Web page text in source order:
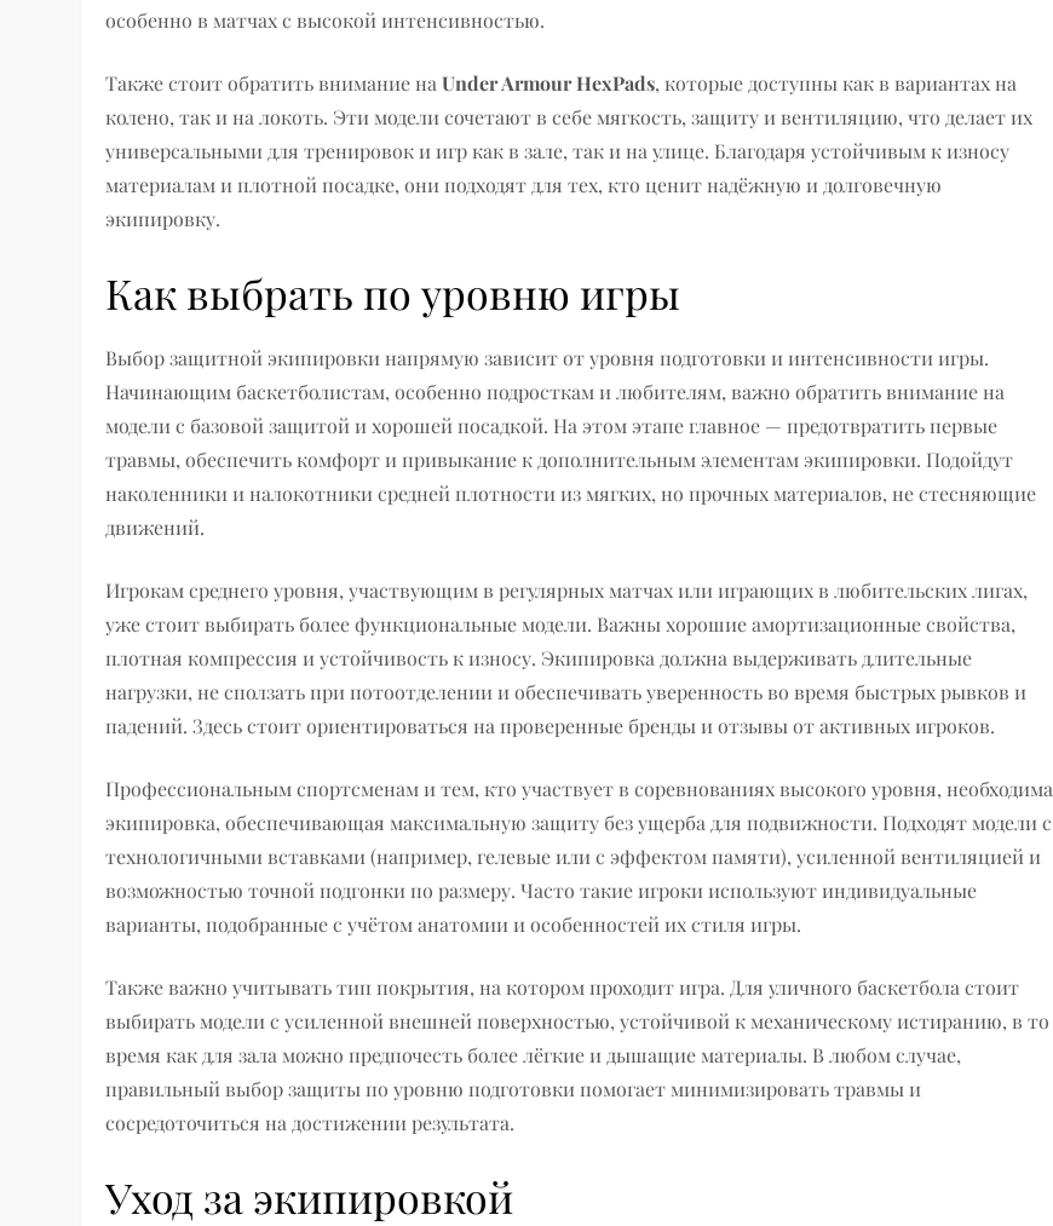
особенно в матчах с высокой интенсивностью.
Также стоит обратить внимание наUnder Armour HexPads, которые доступны как в вариантах на
колено, так и на локоть. Эти модели сочетают в себе мягкость, защиту и вентиляцию, что делает их
универсальными для тренировок и игр как в зале, так и на улице. Благодаря устойчивым к износу
материалам и плотной посадке, они подходят для тех, кто ценит надёжную и долговечную
экипировку.
Как выбрать по уровню игры
Выбор защитной экипировки напрямую зависит от уровня подготовки и интенсивности игры.
Начинающим баскетболистам, особенно подросткам и любителям, важно обратить внимание на
модели с базовой защитой и хорошей посадкой. На этом этапе главное — предотвратить первые
травмы, обеспечить комфорт и привыкание к дополнительным элементам экипировки. Подойдут
наколенники и налокотники средней плотности из мягких, но прочных материалов, не стесняющие
движений.
Игрокам среднего уровня, участвующим в регулярных матчах или играющих в любительских лигах,
уже стоит выбирать более функциональные модели. Важны хорошие амортизационные свойства,
плотная компрессия и устойчивость к износу. Экипировка должна выдерживать длительные
нагрузки, не сползать при потоотделении и обеспечивать уверенность во время быстрых рывков и
падений. Здесь стоит ориентироваться на проверенные бренды и отзывы от активных игроков.
Профессиональным спортсменам и тем, кто участвует в соревнованиях высокого уровня, необходима
экипировка, обеспечивающая максимальную защиту без ущерба для подвижности. Подходят модели с
технологичными вставками (например, гелевые или с эффектом памяти), усиленной вентиляцией и
возможностью точной подгонки по размеру. Часто такие игроки используют индивидуальные
варианты, подобранные с учётом анатомии и особенностей их стиля игры.
Также важно учитывать тип покрытия, на котором проходит игра. Для уличного баскетбола стоит
выбирать модели с усиленной внешней поверхностью, устойчивой к механическому истиранию, в то
время как для зала можно предпочесть более лёгкие и дышащие материалы. В любом случае,
правильный выбор защиты по уровню подготовки помогает минимизировать травмы и
сосредоточиться на достижении результата.
Уход за экипировкой